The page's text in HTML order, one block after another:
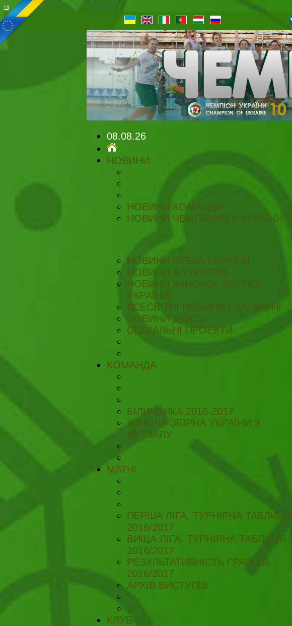
08.08.26
НОВИНИ
НОВИНИ КОМАНДИ
НОВИНИ ЧЕМПІОНАТУ УКРАЇНИ
НОВИНИ КУБКА УКРАЇНИ
НОВИНИ З ТУРНІРІВ
НОВИНИ ЖІНОЧОЇ ЗБІРНОЇ
УКРАЇНИ
ВСЕСВІТНІ НОВИНИ / ЗАГАЛЬНІ
НОВИНИ ДЮСШ
СОЦІАЛЬНІ ПРОЕКТИ
КОМАНДА
БІЛИЧАНКА 2016-2017
ЖІНОЧА ЗБІРНА УКРАЇНИ З
ФУТЗАЛУ
МАТЧІ
ПЕРША ЛІГА. ТУРНІРНА ТАБЛИЦЯ
2016/2017
ВИЩА ЛІГА. ТУРНІРНА ТАБЛИЦЯ
2016/2017
РЕЗУЛЬТАТИВНІСТЬ ГРАВЦІВ
2016/2017
АРХІВ ВИСТУПІВ
КЛУБ